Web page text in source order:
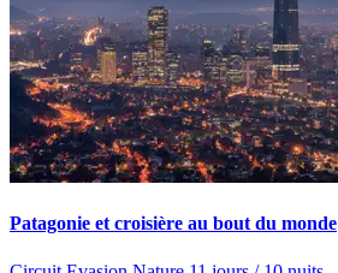
Patagonie et croisière au bout du monde